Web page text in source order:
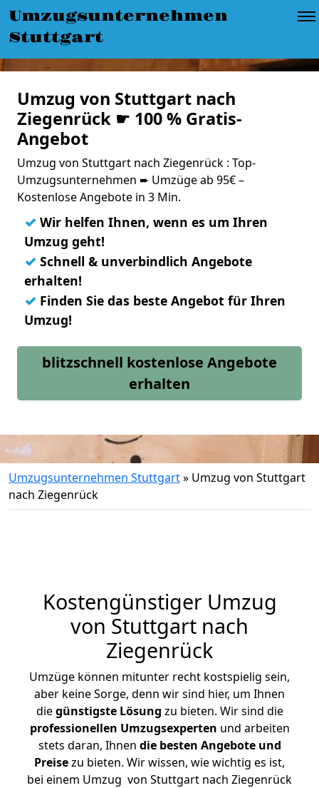
Umzugsunternehmen
Stuttgart
Umzug von Stuttgart nach
Ziegenrück ☛ 100 % Gratis-
Angebot
Umzug von Stuttgart nach Ziegenrück : Top-
Umzugsunternehmen ➨ Umzüge ab 95€ –
Kostenlose Angebote in 3 Min.
✓ Wir helfen Ihnen, wenn es um Ihren
Umzug geht!
✓ Schnell & unverbindlich Angebote
erhalten!
✓ Finden Sie das beste Angebot für Ihren
Umzug!
blitzschnell kostenlose Angebote
erhalten
Umzugsunternehmen Stuttgart» Umzug von Stuttgart
nach Ziegenrück
Kostengünstiger Umzug
von Stuttgart nach
Ziegenrück
Umzüge können mitunter recht kostspielig sein,
aber keine Sorge, denn wir sind hier, um Ihnen
diegünstigste Lösung zu bieten. Wir sind die
professionellen Umzugsexperten und arbeiten
stets daran, Ihnen die besten Angebote und
Preisezu bieten. Wir wissen, wie wichtig es ist,
bei einem Umzug von Stuttgart nach Ziegenrück